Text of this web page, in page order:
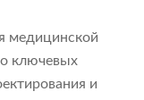
медицинской
ключевых
и